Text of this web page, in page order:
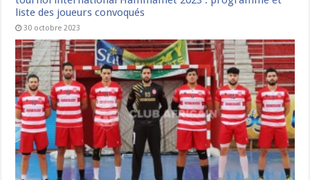
liste des joueurs convoqués
30 octobre 2023